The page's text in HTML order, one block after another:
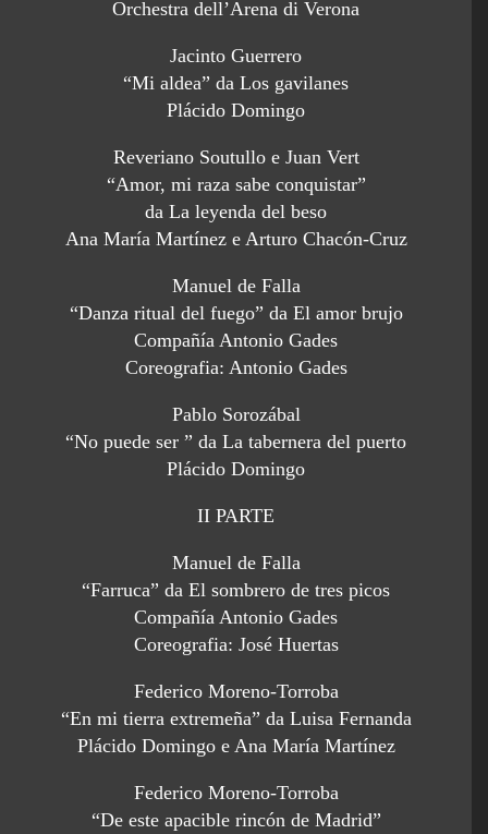
Orchestra dell’Arena di Verona
Jacinto Guerrero
“Mi aldea” da Los gavilanes
Plácido Domingo
Reveriano Soutullo e Juan Vert
“Amor, mi raza sabe conquistar”
da La leyenda del beso
Ana María Martínez e Arturo Chacón-Cruz
Manuel de Falla
“Danza ritual del fuego” da El amor brujo
Compañía Antonio Gades
Coreografia: Antonio Gades
Pablo Sorozábal
“No puede ser ” da La tabernera del puerto
Plácido Domingo
II PARTE
Manuel de Falla
“Farruca” da El sombrero de tres picos
Compañía Antonio Gades
Coreografia: José Huertas
Federico Moreno-Torroba
“En mi tierra extremeña” da Luisa Fernanda
Plácido Domingo e Ana María Martínez
Federico Moreno-Torroba
“De este apacible rincón de Madrid”